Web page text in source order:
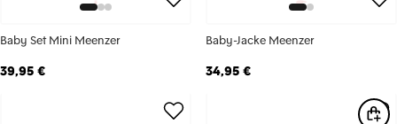
Baby Set Mini Meenzer
39,95 €
Baby-Jacke Meenzer
34,95 €